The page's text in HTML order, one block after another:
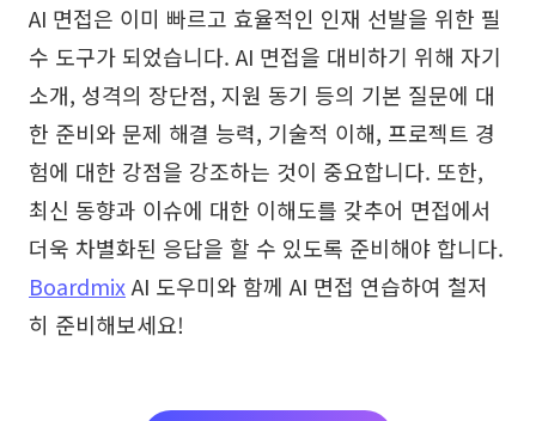
AI 면접은 이미 빠르고 효율적인 인재 선발을 위한 필
수 도구가 되었습니다. AI 면접을 대비하기 위해 자기
소개, 성격의 장단점, 지원 동기 등의 기본 질문에 대
한 준비와 문제 해결 능력, 기술적 이해, 프로젝트 경
험에 대한 강점을 강조하는 것이 중요합니다. 또한,
최신 동향과 이슈에 대한 이해도를 갖추어 면접에서
더욱 차별화된 응답을 할 수 있도록 준비해야 합니다.
BoardmixAI 도우미와 함께 AI 면접 연습하여 철저
히 준비해보세요!